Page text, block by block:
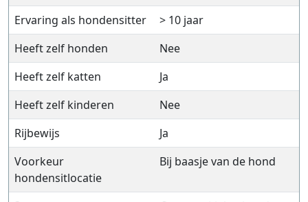
Ervaring als hondensitter
> 10 jaar
Heeft zelf honden
Nee
Heeft zelf katten
Ja
Heeft zelf kinderen
Nee
Rijbewijs
Ja
Voorkeur
hondensitlocatie
Bij baasje van de hond